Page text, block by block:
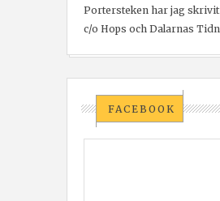
Portersteken har jag
c/o Hops och Dalarnas
FACEBOOK